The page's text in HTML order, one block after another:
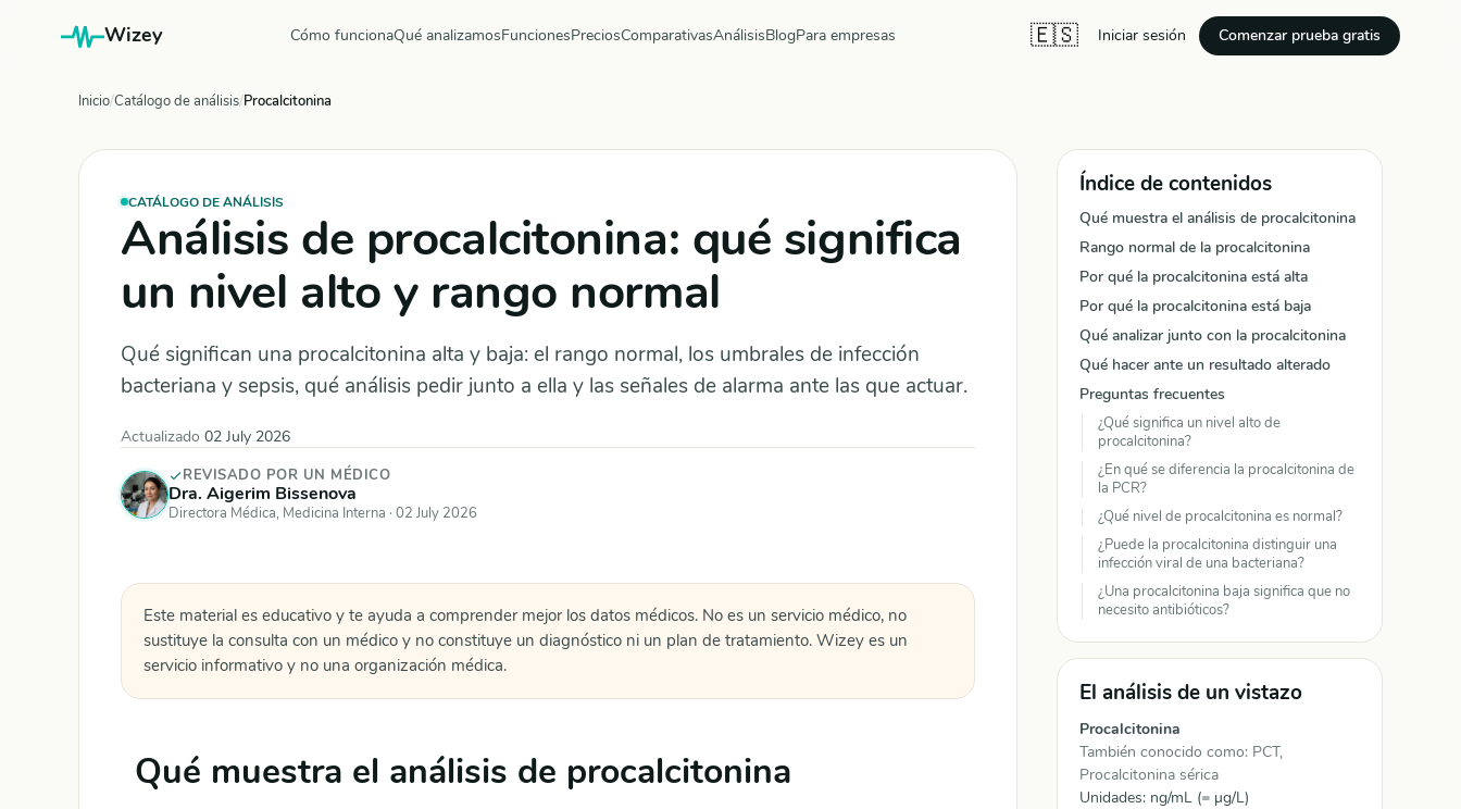
Wizey Cómo funcionaQué analizamosFuncionesPreciosComparativasAnálisisBlogPara empresas 🇪🇸 Iniciar sesión Comenzar prueba gratis
Inicio Catálogo de análisis Procalcitonina
CATÁLOGO DE ANÁLISIS
Análisis de procalcitonina: qué significa
un nivel alto y rango normal
Qué significan una procalcitonina alta y baja: el rango normal, los umbrales de infección
bacteriana y sepsis, qué análisis pedir junto a ella y las señales de alarma ante las que actuar.
Actualizado 02 July 2026
REVISADO POR UN MÉDICO
Dra. Aigerim Bissenova
Directora Médica, Medicina Interna · 02 July 2026
Este material es educativo y te ayuda a comprender mejor los datos médicos. No es un servicio médico, no
sustituye la consulta con un médico y no constituye un diagnóstico ni un plan de tratamiento. Wizey es un
servicio informativo y no una organización médica.
Qué muestra el análisis de procalcitonina
Índice de contenidos
Qué muestra el análisis de procalcitonina
Rango normal de la procalcitonina
Por qué la procalcitonina está alta
Por qué la procalcitonina está baja
Qué analizar junto con la procalcitonina
Qué hacer ante un resultado alterado
Preguntas frecuentes
¿Qué significa un nivel alto de
procalcitonina?
¿En qué se diferencia la procalcitonina de
la PCR?
¿Qué nivel de procalcitonina es normal?
¿Puede la procalcitonina distinguir una
infección viral de una bacteriana?
¿Una procalcitonina baja significa que no
necesito antibióticos?
El análisis de un vistazo
Procalcitonina
También conocido como: PCT,
Procalcitonina sérica
Unidades: ng/mL (= µg/L)